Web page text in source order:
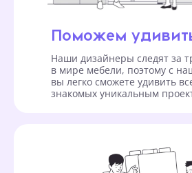
Поможем
Наши дизайнеры следят за
в мире мебели, поэтому с
вы легко сможете удивить
знакомых уникальным